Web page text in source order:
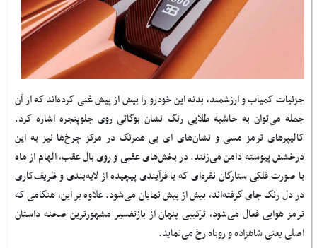
جزئیات کمیاب و ارزشمند، بدنه این خودرو را بیش از پیش غنی کرده‌اند که از آن
جمله می‌توان به حاشیه طلایی رنگ نشان بوگاتی روی جلوپنجره اشاره کرد.
کالیپرهای ترمز مسی و نشان‌های ای بی همرنگ در مرکز چرخ‌ها نیز به این
درخشش پیوسته دامن می‌زنند. در بخش‌های عقبی و روی بال عقب، الهام از ماه
با صورت فلکی ستارگان نقره‌ای که با فرآیندی پیچیده از لایه‌بندی و ظریف‌کاری
در دل رنگ جای گرفته‌اند، بیش از پیش نمایان می‌شود. علاوه بر این، هنگامی که
ترمز هوایی فعال می‌شود، ترکیبی پنهان از بازتفسیر مشهورترین صحنه داستان
اصلی یعنی شاهزاده و روباه رخ می‌نماید.